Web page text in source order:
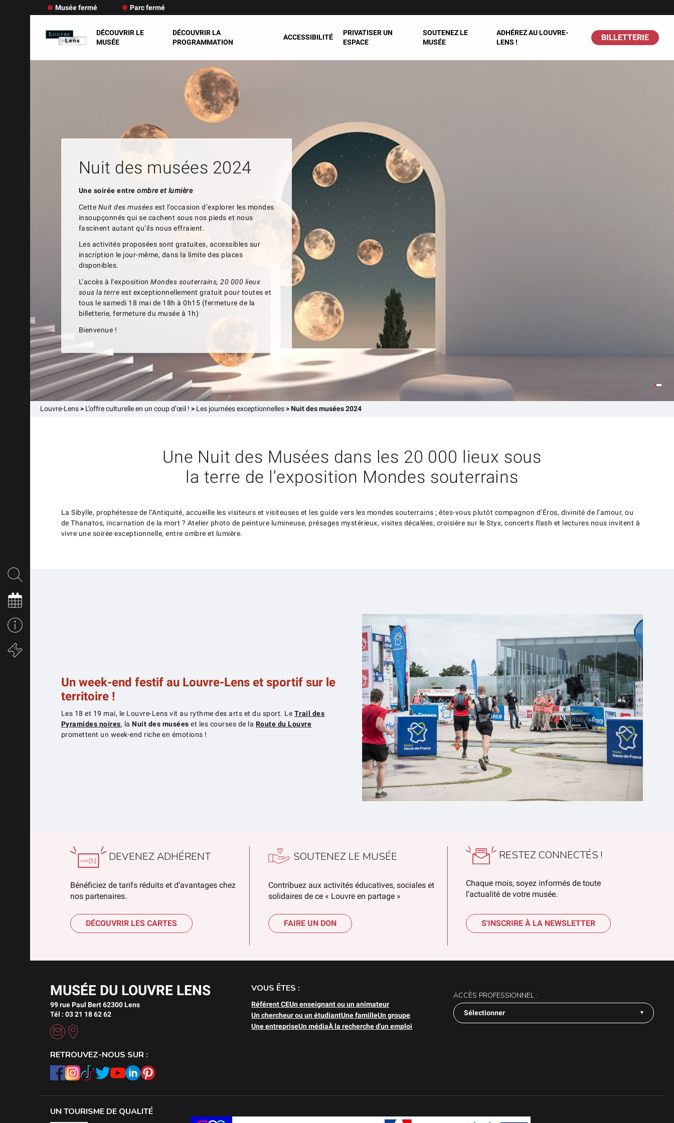
Musée fermé Parc fermé
DÉCOUVRIR LE
MUSÉE
DÉCOUVRIR LA
PROGRAMMATION
ACCESSIBILITÉ
PRIVATISER UN
ESPACE
SOUTENEZ LE
MUSÉE
ADHÉREZ AU LOUVRE-
LENS !
BILLETTERIE
Nuit des musées 2024
Une soirée entreombre et lumière
Cette Nuit des musées est l’occasion d’explorer les mondes
insoupçonnés qui se cachent sous nos pieds et nous
fascinent autant qu’ils nous effraient.
Les activités proposées sont gratuites, accessibles sur
inscription le jour-même, dans la limite des places
disponibles.
L’accès à l’expositionMondes souterrains, 20 000 lieux
sous la terre est exceptionnellement gratuit pour toutes et
tous le samedi 18 mai de 18h à 0h15 (fermeture de la
billetterie, fermeture du musée à 1h)
Bienvenue !
Louvre-Lens> L’offre culturelle en un coup d’œil ! > Les journées exceptionnelles>Nuit des musées 2024
Une Nuit des Musées dans les 20 000 lieux sous
la terre de l'exposition Mondes souterrains
La Sibylle, prophétesse de l’Antiquité, accueille les visiteurs et visiteuses et les guide vers les mondes souterrains ; êtes-vous plutôt compagnon d’Éros, divinité de l’amour, ou
de Thanatos, incarnation de la mort ? Atelier photo de peinture lumineuse, présages mystérieux, visites décalées, croisière sur le Styx, concerts flash et lectures nous invitent à
vivre une soirée exceptionnelle, entre ombre et lumière.
Un week-end festif au Louvre-Lens et sportif sur le
territoire !
Les 18 et 19 mai, le Louvre-Lens vit au rythme des arts et du sport. Le Trail des
Pyramides noires, laNuit des musées et les courses de la Route du Louvre
promettent un week-end riche en émotions !
DEVENEZ ADHÉRENT
Bénéficiez de tarifs réduits et d’avantages chez
nos partenaires.
DÉCOUVRIR LES CARTES
SOUTENEZ LE MUSÉE
Contribuez aux activités éducatives, sociales et
solidaires de ce « Louvre en partage »
FAIRE UN DON
RESTEZ CONNECTÉS !
Chaque mois, soyez informés de toute
l’actualité de votre musée.
S'INSCRIRE À LA NEWSLETTER
MUSÉE DU LOUVRE LENS
99 rue Paul Bert 62300 Lens
Tél : 03 21 18 62 62
RETROUVEZ-NOUS SUR :
VOUS ÊTES :
Référent CEUn enseignant ou un animateur
Un chercheur ou un étudiantUne familleUn groupe
Une entrepriseUn médiaÀ la recherche d'un emploi
ACCÈS PROFESSIONNEL :
Sélectionner
UN TOURISME DE QUALITÉ